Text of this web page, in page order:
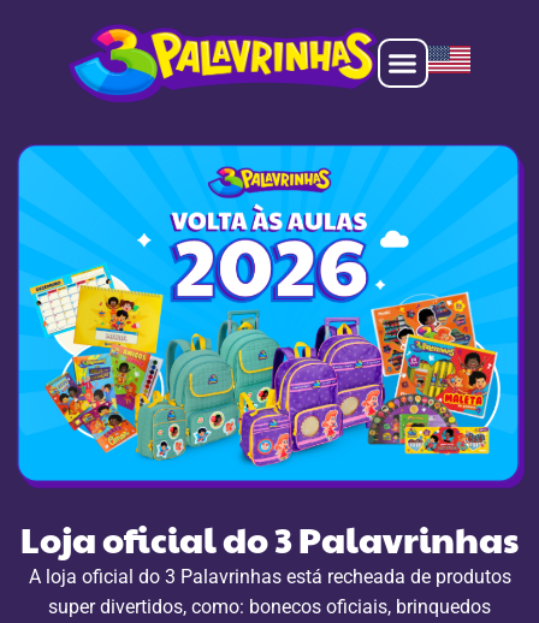
Loja oficial do 3 Palavrinhas
A loja oficial do 3 Palavrinhas está recheada de produtos
super divertidos, como: bonecos oficiais, brinquedos